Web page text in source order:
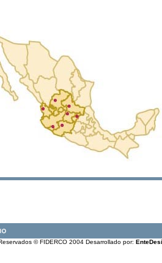
© FIDERCO 2004 Desarrollado por: